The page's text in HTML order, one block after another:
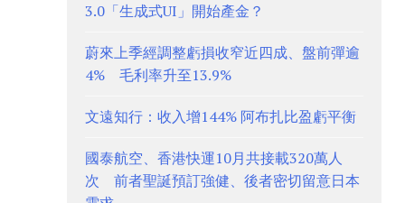
3.0「生成式UI」開始產金？
蔚來上季經調整虧損收窄近四成、盤前彈逾
4% 毛利率升至13.9%
文遠知行：收入增144% 阿布扎比盈虧平衡
國泰航空、香港快運10月共接載320萬人
次 前者聖誕預訂強健、後者密切留意日本